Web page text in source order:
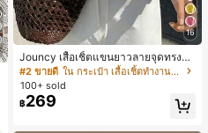
16
Jouncy เสื้อเชิ้ตแขนยาวลายจุดทรงหล
วมสำหรับผู้หญิง
#2 ขายดี
ใน กระเป๋า เสื้อเชิ้ตทำงานมีกระเป๋า
100+ sold
฿269